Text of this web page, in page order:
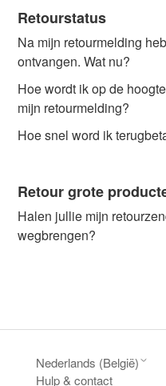
Retourstatus
Na mijn retourmelding
ontvangen. Wat nu?
Hoe wordt ik op de
mijn retourmelding?
Hoe snel word ik
Retour grote
Halen jullie mijn
wegbrengen?
Nederlands (België)
Hulp & contact